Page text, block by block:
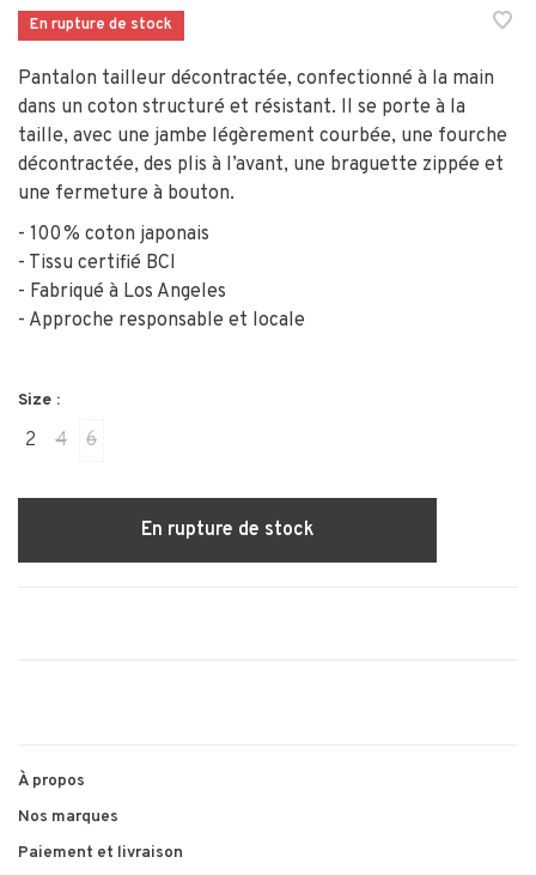
En rupture de stock
Pantalon tailleur décontractée, confectionné à la main
dans un coton structuré et résistant. Il se porte à la
taille, avec une jambe légèrement courbée, une fourche
décontractée, des plis à l’avant, une braguette zippée et
une fermeture à bouton.
- 100 % coton japonais
- Tissu certifié BCI
- Fabriqué à Los Angeles
- Approche responsable et locale
Size :
2 4 6
En rupture de stock
À propos
Nos marques
Paiement et livraison